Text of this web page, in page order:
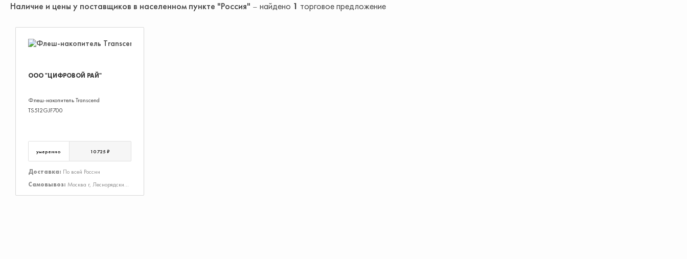
Наличие и цены у поставщиков в населенном пункте "Россия" найдено 1 торговое предложение
ООО "ЦИФРОВОЙ РАЙ"
Флеш-накопитель Transcend
TS512GJF700
умеренно 10 725 ₽
Доставка: По всей России
Самовывоз: Москва г, Леснорядский
пер, Дом 18, Строение 2